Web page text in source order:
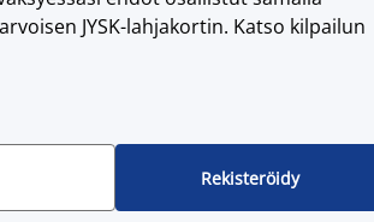
JYSK-lahjakortin. Katso kilpailun
Rekisteröidy